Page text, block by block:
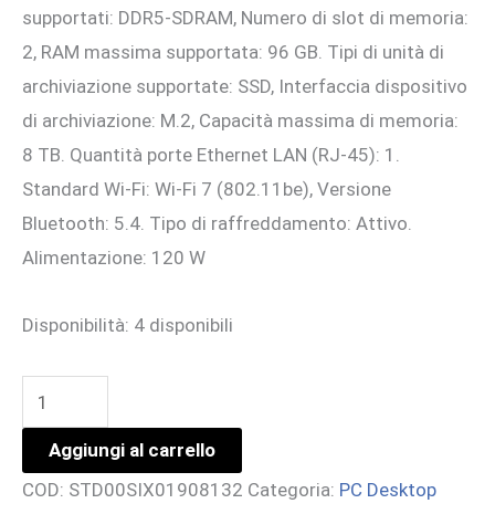
635,00 €.575,00 €.
supportati: DDR5-SDRAM, Numero di slot di memoria:
2, RAM massima supportata: 96 GB. Tipi di unità di
archiviazione supportate: SSD, Interfaccia dispositivo
di archiviazione: M.2, Capacità massima di memoria:
8 TB. Quantità porte Ethernet LAN (RJ-45): 1.
Standard Wi-Fi: Wi-Fi 7 (802.11be), Versione
Bluetooth: 5.4. Tipo di raffreddamento: Attivo.
Alimentazione: 120 W
Disponibilità: 4 disponibili
ASUS
NUC
15PRO
TALL
Aggiungi al carrello
COD: STD00SIX01908132 Categoria: PC Desktop